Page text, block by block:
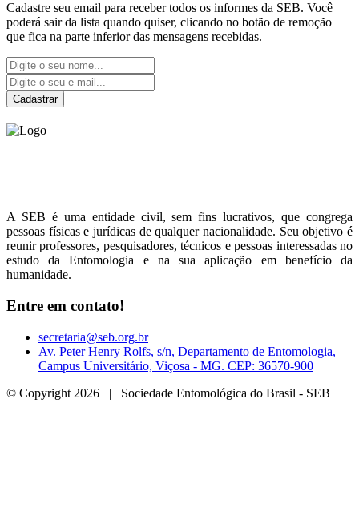
Cadastre seu email para receber todos os informes da SEB. Você
poderá sair da lista quando quiser, clicando no botão de remoção
que fica na parte inferior das mensagens recebidas.
Cadastrar
A SEB é uma entidade civil, sem fins lucrativos, que congrega
pessoas físicas e jurídicas de qualquer nacionalidade. Seu objetivo é
reunir professores, pesquisadores, técnicos e pessoas interessadas no
estudo da Entomologia e na sua aplicação em benefício da
humanidade.
Entre em contato!
secretaria@seb.org.br
Av. Peter Henry Rolfs, s/n, Departamento de Entomologia,
Campus Universitário, Viçosa - MG. CEP: 36570-900
© Copyright 2026 | Sociedade Entomológica do Brasil - SEB